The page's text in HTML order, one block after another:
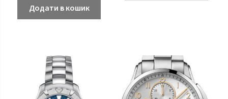
Додати в кошик